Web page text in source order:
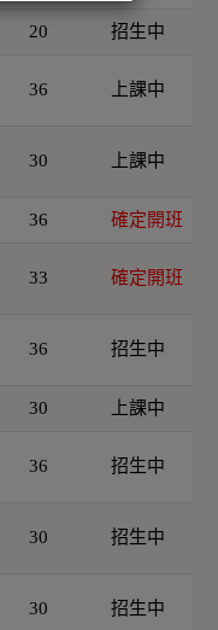
20 招生中
36 上課中
30 上課中
36 確定開班
33 確定開班
36 招生中
30 上課中
36 招生中
30 招生中
30 招生中